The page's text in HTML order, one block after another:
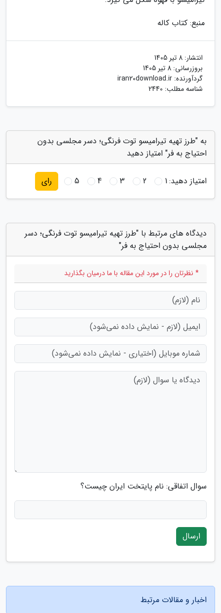
منبع: کتاب کاله
انتشار: 8 تیر 1405
بروزرسانی: 8 تیر 1405
گردآورنده: iran20download.ir
شناسه مطلب: 2440
به "طرز تهیه تیرامیسو توت فرنگی؛ دسر مجلسی بدون
احتیاج به فر" امتیاز دهید
امتیاز دهید:1
2
3
4
5 رای
دیدگاه های مرتبط با "طرز تهیه تیرامیسو توت فرنگی؛ دسر
مجلسی بدون احتیاج به فر"
* نظرتان را در مورد این مقاله با ما درمیان بگذارید
سوال اتفاقی: نام پایتخت ایران چیست؟
ارسال
اخبار و مقالات مرتبط